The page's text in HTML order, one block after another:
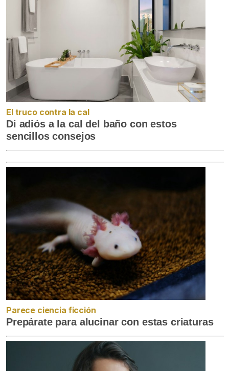
El truco contra la cal
Di adiós a la cal del baño con estos
sencillos consejos
Parece ciencia ficción
Prepárate para alucinar con estas criaturas